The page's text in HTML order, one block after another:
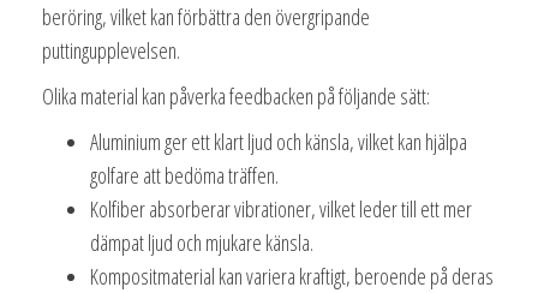
beröring, vilket kan förbättra den övergripande
puttingupplevelsen.
Olika material kan påverka feedbacken på följande sätt:
Aluminium ger ett klart ljud och känsla, vilket kan hjälpa
golfare att bedöma träffen.
Kolfiber absorberar vibrationer, vilket leder till ett mer
dämpat ljud och mjukare känsla.
Kompositmaterial kan variera kraftigt, beroende på deras